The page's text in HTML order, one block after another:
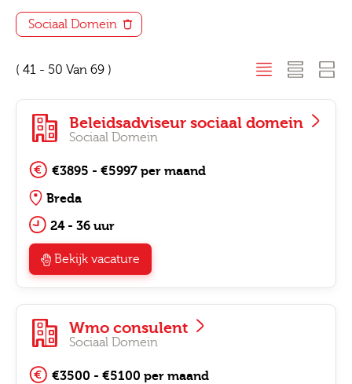
Sociaal Domein
( 41 - 50 Van 69 )
Beleidsadviseur sociaal domein
Sociaal Domein
€3895 - €5997 per maand
Breda
24 - 36 uur
Bekijk vacature
Wmo consulent
Sociaal Domein
€3500 - €5100 per maand